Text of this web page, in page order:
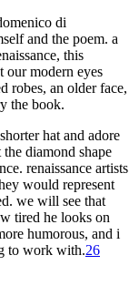
di
and the poem. a
this
our modern eyes
robes, an older face,
the book.
shorter hat and adore
the diamond shape
renaissance artists
would represent
we will see that
tired he looks on
humorous, and i
to work with.26